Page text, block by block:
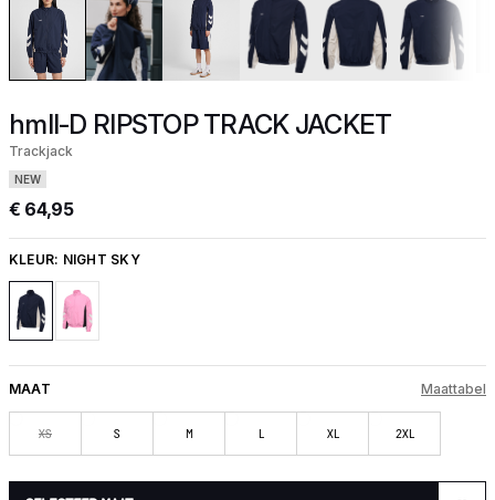
hmlI-D RIPSTOP TRACK JACKET
Trackjack
NEW
€ 64,95
KLEUR: NIGHT SKY
MAAT Maattabel
XS S M L XL 2XL